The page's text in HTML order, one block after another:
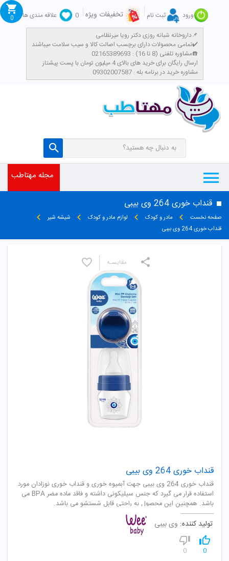
ورود ثبت نام تخفیفات ویژه 0
علاقه مندی ها
داروخانه شبانه روزی دکتر رویا میرنظامی📌
تمامی محصولات دارای برچسب اصالت کالا و سیب سلامت میباشند✔️
مشاوره تلفنی (8 تا 16) : 02165389693☎️
​ارسال رایگان برای خرید های بالای 4 میلیون تومان با پست پیشتاز
مشاوره خرید در برنامه بله : 09302007587
0
مجله مهتاطب
قنداب خوری 264 وی بیبی
صفحه نخست مادر و کودک لوازم مادر و کودک
شیشه شیر
قنداب خوری 264 وی بیبی
قنداب خوری 264 وی بیبی
قنداب خوری 264 وی بیبی جهت آبمیوه خوری و قنداب خوری نوزادان مورد
استفاده قرار می گیرد که جنس سیلیکونی داشته و فاقد ماده مضر BPA می
باشد. همچنین این محصول به راحتی قابل شستشو می باشد.
تولید کننده: وی بیبی
0
0
مقایسـه